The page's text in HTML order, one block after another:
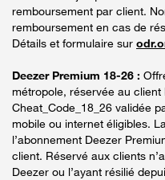
remboursement par client.
remboursement en cas de
Détails et formulaire sur
Deezer Premium 18-26 :
métropole, réservée au client
Cheat_Code_18_26 validée
mobile ou internet éligibles.
l’abonnement Deezer
client. Réservé aux clients
Deezer ou l’ayant résilié